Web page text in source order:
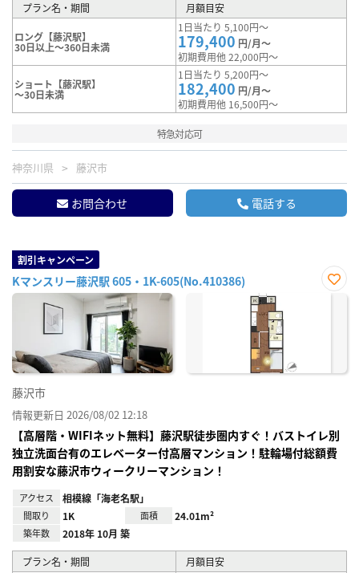
プラン名・期間 月額目安
ロング【藤沢駅】
30日以上～360日未満
1日当たり 5,100円～
179,400 円/月～
初期費用他 22,000円～
ショート【藤沢駅】
～30日未満
1日当たり 5,200円～
182,400 円/月～
初期費用他 16,500円～
特急対応可
神奈川県 藤沢市
お問合わせ 電話する
割引キャンペーン
Kマンスリー藤沢駅 605・1K-605(No.410386)
お気
藤沢市
情報更新日 2026/08/02 12:18
【高層階・WIFIネット無料】藤沢駅徒歩圏内すぐ！バストイレ別
独立洗面台有のエレベーター付高層マンション！駐輪場付総額費
用割安な藤沢市ウィークリーマンション！
アクセス 相模線「海老名駅」
間取り 1K 面積 24.01m²
築年数 2018年 10月 築
プラン名・期間 月額目安